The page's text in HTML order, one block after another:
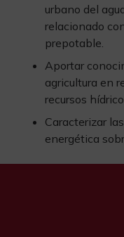
urbano del
relacionado
prepotable.
Aportar
agricultura en
recursos
Caracterizar
energética